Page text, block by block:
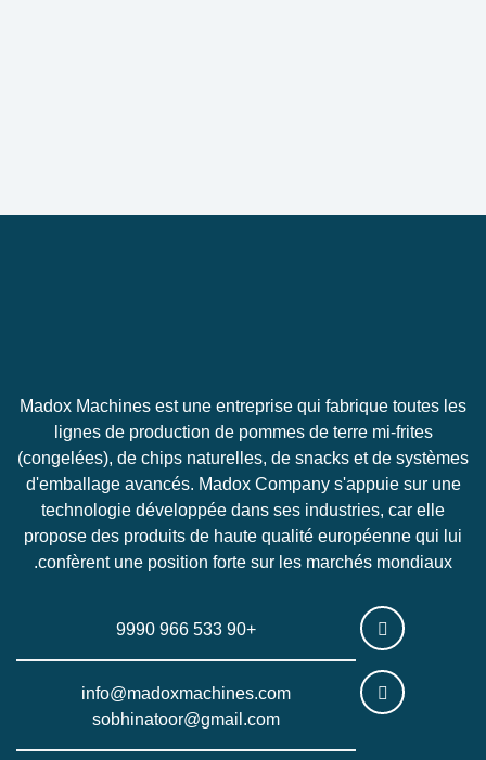
Madox Machines est une entreprise qui fabrique toutes les
lignes de production de pommes de terre mi-frites
(congelées), de chips naturelles, de snacks et de systèmes
d'emballage avancés. Madox Company s'appuie sur une
technologie développée dans ses industries, car elle
propose des produits de haute qualité européenne qui lui
confèrent une position forte sur les marchés mondiaux.
+90 533 966 9990
info@madoxmachines.com
sobhinatoor@gmail.com